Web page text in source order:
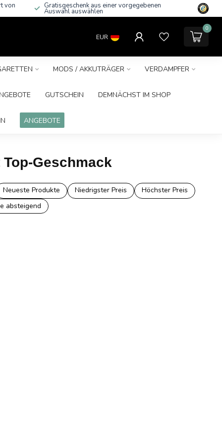
von Gratisgeschenk aus einer vorgegebenen
Auswahl auswählen
EUR
0
MODS / AKKUTRÄGER VERDAMPFER
GUTSCHEIN DEMNÄCHST IM SHOP
ANGEBOTE
Geschmack
Neueste Produkte Niedrigster Preis
Höchster Preis
absteigend